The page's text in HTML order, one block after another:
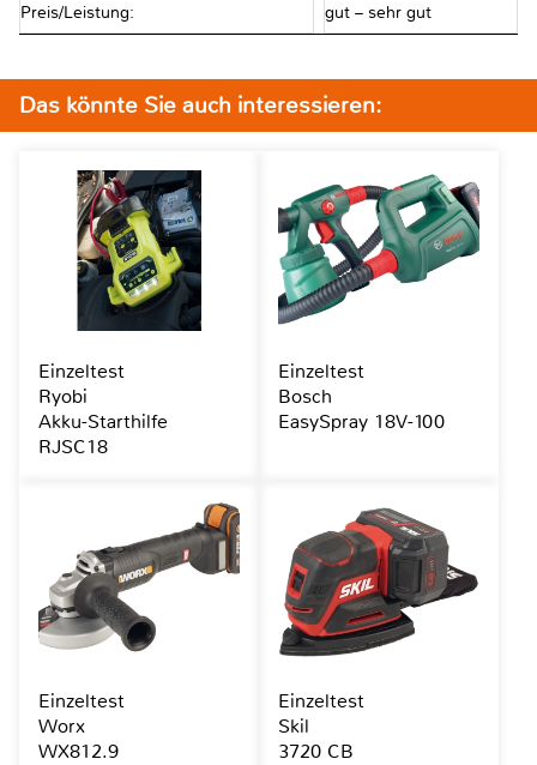
Preis/Leistung: gut – sehr gut
Das könnte Sie auch interessieren:
Einzeltest
Ryobi
Akku-Starthilfe
RJSC18
Einzeltest
Bosch
EasySpray 18V-100
Einzeltest
Worx
WX812.9
Einzeltest
Skil
3720 CB